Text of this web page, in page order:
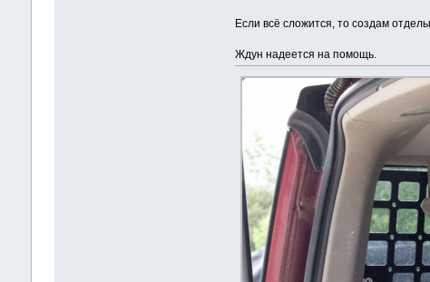
Если всё сложится, то создам
Ждун надеется на помощь.